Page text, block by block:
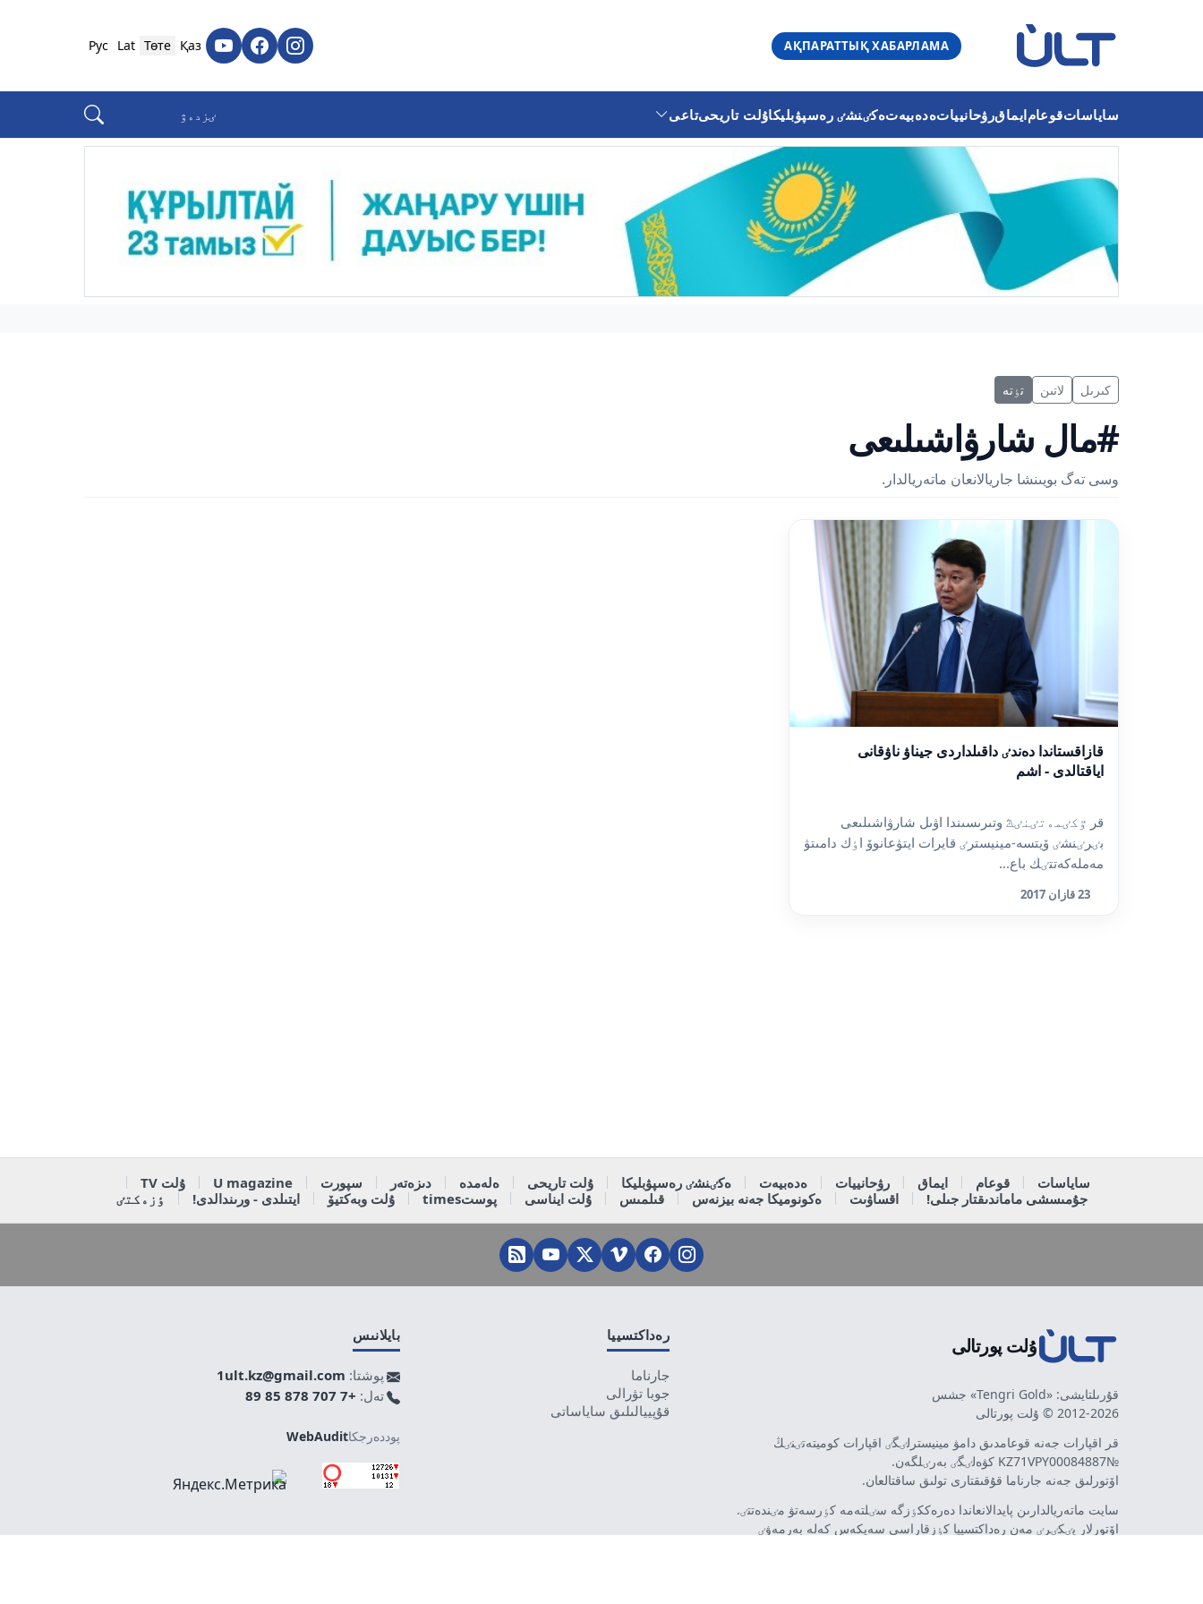
АҚПАРАТТЫҚ ХАБАРЛАМА
Қаз
Төте
Lat
Рус
ساياساتقوعامايماقرۋحانيياتەدەبيەتەكٸنشٸ رەسپۋبليكاۇلت تاريحىتاعى
كىرىل لاتىن تٶتە
#مال شارۋاشىلىعى
وسى تەگ بويىنشا جاريالانعان ماتەريالدار.
قازاقستاندا دەندٸ داقىلداردى جيناۋ ناۋقانى
اياقتالدى - اشم
قر ٷكٸمەتٸنٸڭ وتىرىسىندا اۋىل شارۋاشىلىعى
بٸرٸنشٸ ۆيتسە-مينيسترٸ قايرات ايتۋعانوۆ اٶك دامىتۋ
مەملەكەتتٸك باع...
23 قازان 2017
ساياسات قوعام ايماق رۋحانييات ەدەبيەت ەكٸنشٸ رەسپۋبليكا ۇلت تاريحى ەلەمدە دىزەتەر سپورت U magazine
ۇلت TV
جۇمىسشى ماماندىقتار جىلى!
اقساۋىت ەكونوميكا جەنە بيزنەس قىلمىس ۇلت ايناسى پوستtimes ۇلت وبەكتيۆ ايتىلدى - ورىندالدى! ٶزەكتٸ
ۇلت پورتالى
قۇرىلتايشى: «Tengri Gold» جشس
2012-2026 © ۇلت پورتالى
قر اقپارات جەنە قوعامدىق دامۋ مينيسترلٸگٸ اقپارات كوميتەتٸنٸڭ
№KZ71VPY00084887 كۋەلٸگٸ بەرٸلگەن.
اۆتورلىق جەنە جارناما قۇقىقتارى تولىق ساقتالعان.
سايت ماتەريالدارىن پايدالانعاندا دەرەككٶزگە سٸلتەمە كٶرسەتۋ مٸندەتتٸ.
اۆتورلار پٸكٸرٸ مەن رەداكتسييا كٶزقاراسى سەيكەس كەلە بەرمەۋٸ
رەداكتسييا
جارناما
جوبا تۋرالى
قۇپييالىلىق ساياساتى
بايلانىس
پوشتا: 1ult.kz@gmail.com
تەل: +7 707 878 85 89
پوددەرجكاWebAudit